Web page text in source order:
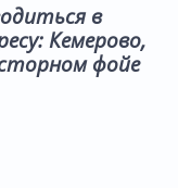
в
Кемерово,
фойе